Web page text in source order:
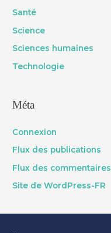
Santé
Science
Sciences humaines
Technologie
Méta
Connexion
Flux des publications
Flux des commentaires
Site de WordPress-FR